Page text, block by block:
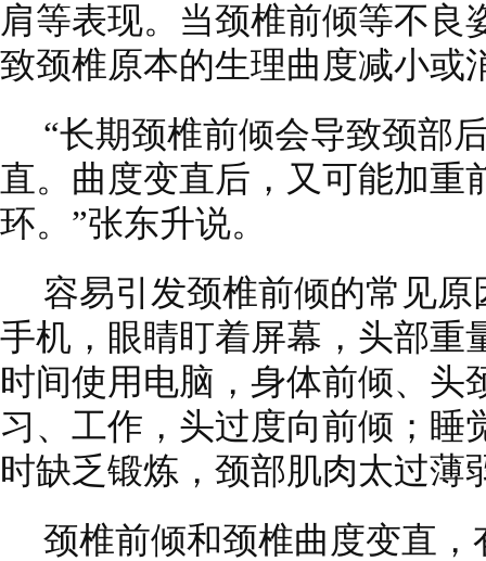
肩等表现。当颈椎前倾等不良
致颈椎原本的生理曲度减小或
“长期颈椎前倾会导致颈部
直。曲度变直后，又可能加重
环。”张东升说。
容易引发颈椎前倾的常见
手机，眼睛盯着屏幕，头部重
时间使用电脑，身体前倾、头
习、工作，头过度向前倾；睡
时缺乏锻炼，颈部肌肉太过薄
颈椎前倾和颈椎曲度变直，